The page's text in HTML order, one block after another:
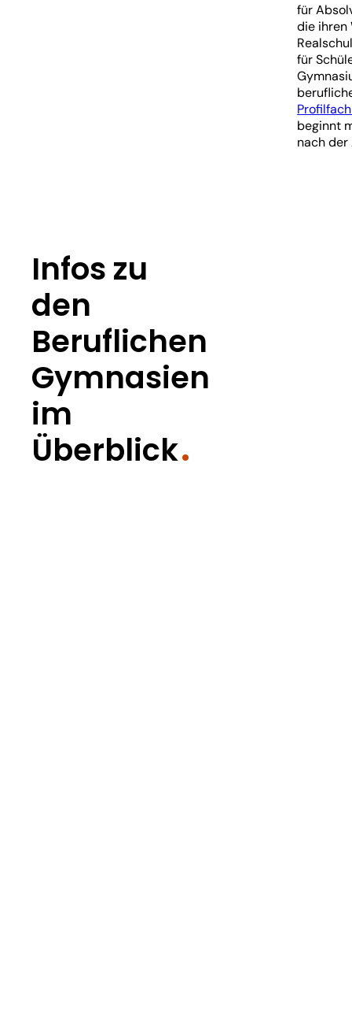
für
die ihren
für
beginnt
nach der
Infos zu
den
Beruflichen
Gymnasien
im
Überblick